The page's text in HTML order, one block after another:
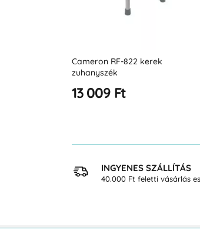
Wilson zuhanyszék
15 173 Ft
INGYENES SZÁLLÍTÁS
40.000 Ft feletti vásárlás